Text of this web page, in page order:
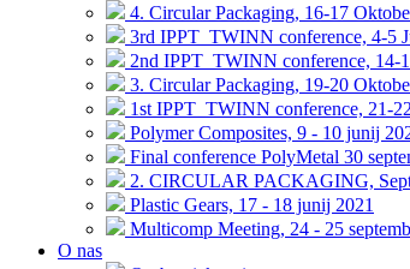
4. Circular Packaging, 16-17
3rd IPPT_TWINN conference, 4-5
2nd IPPT_TWINN conference, 14-
3. Circular Packaging, 19-20
1st IPPT_TWINN conference, 21-
Polymer Composites, 9 - 10 junij
Final conference PolyMetal 30
2. CIRCULAR PACKAGING,
Plastic Gears, 17 - 18 junij 2021
Multicomp Meeting, 24 - 25
O nas